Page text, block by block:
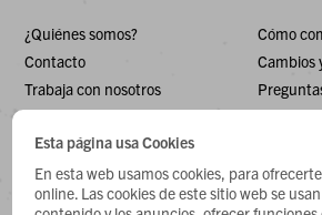
Esta página usa Cookies
En esta web usamos cookies, para
online. Las cookies de este sitio web se
¿Quiénes somos?
Contacto
Trabaja con nosotros
Términos y condiciones
Cómo
Cambios
Envíos
CONTACTO